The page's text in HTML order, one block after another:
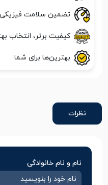
تضمین سلامت فیزیکی
کیفیت برتر، انتخاب
بهترین‌ها برای شما
نظرات
نام و نام خانوادگی